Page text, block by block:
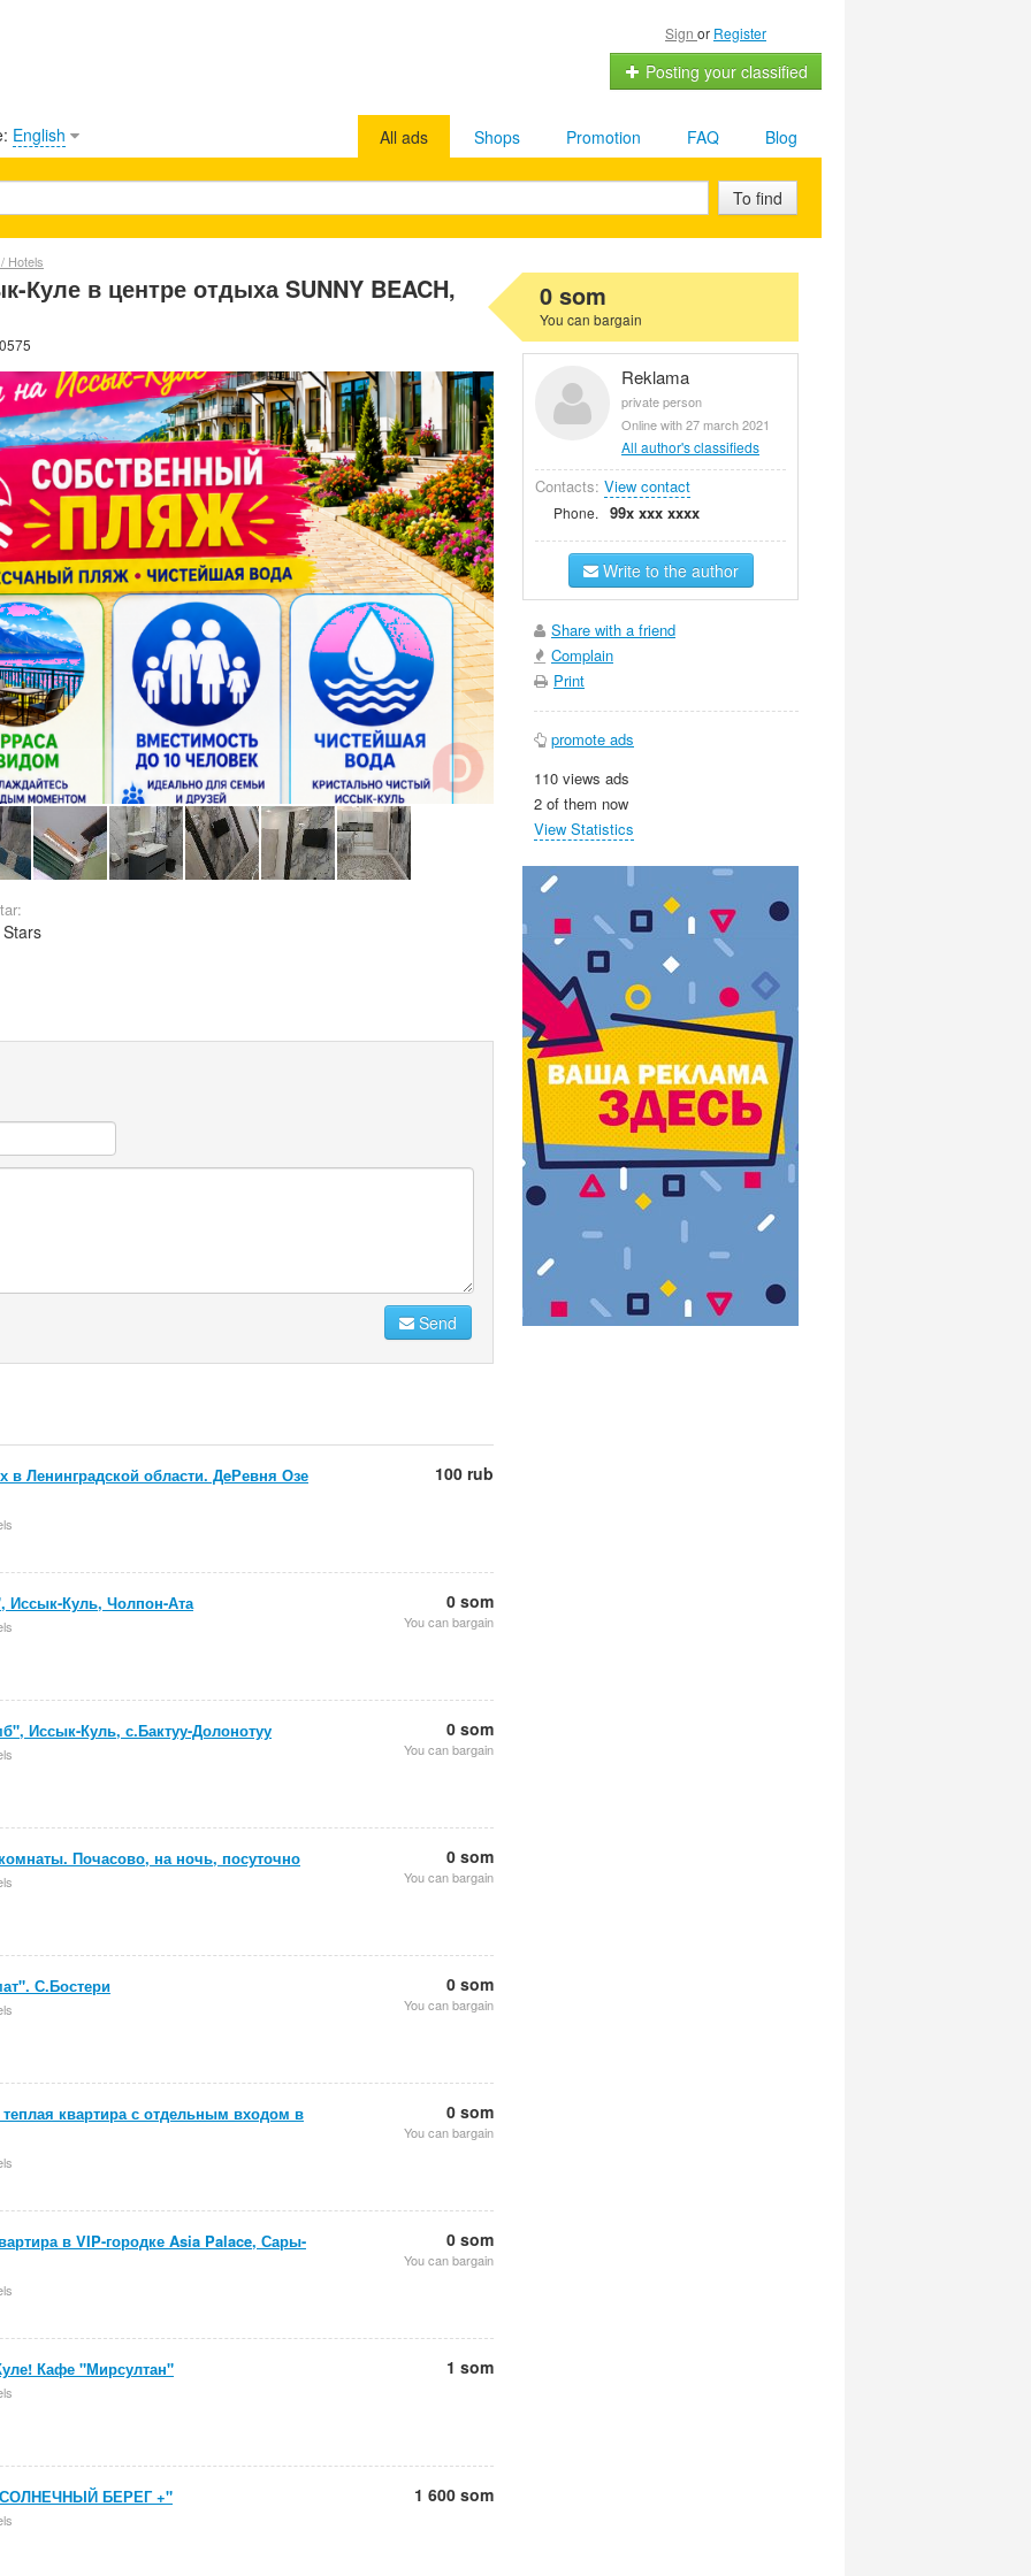
Sign or Register
Posting your classified
English Blog
FAQ
Promotion
Shops
All ads
To find
Hotels
Куле в центре отдыха SUNNY BEACH,
Send
в Ленинградской области. ДeРевня Озе 100 rub
Иссык-Куль, Чолпон-Ата 0 som
You can bargain
Иссык-Куль, с.Бактуу-Долонотуу 0 som
You can bargain
Почасово, на ночь, посуточно 0 som
You can bargain
С.Бостери 0 som
You can bargain
квартира с отдельным входом в 0 som
You can bargain
в VIP-городке Asia Palace, Сары- 0 som
You can bargain
Кафе "Мирсултан" 1 som
БЕРЕГ +" 1 600 som
0 som
You can bargain
Reklama
private person
Online with 27 march 2021
All author's classifieds
Contacts: View contact
Phone. 99x xxx xxxx
Write to the author
Share with a friend
Complain
Print
promote ads
110 views ads
2 of them now
View Statistics